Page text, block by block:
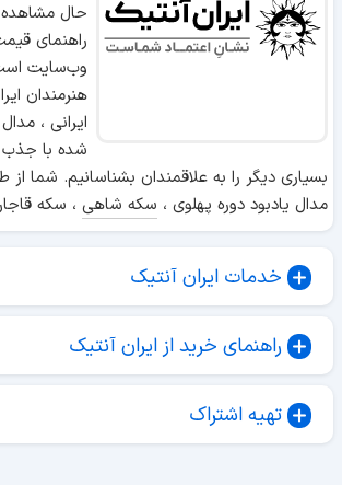
حال
راهنمای
وب‌سایت
هنرمندان
ایرانی ،
شده با جذب
بسیاری دیگر را به علاقمندان بشناسانیم. شما
مدال یادبود دوره پهلوی ، سکه شاهی ، سکه
خدمات ایران آنتیک
راهنمای خرید از ایران آنتیک
تهیه اشتراک